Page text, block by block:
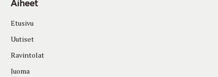
Aiheet
Etusivu
Uutiset
Ravintolat
Juoma